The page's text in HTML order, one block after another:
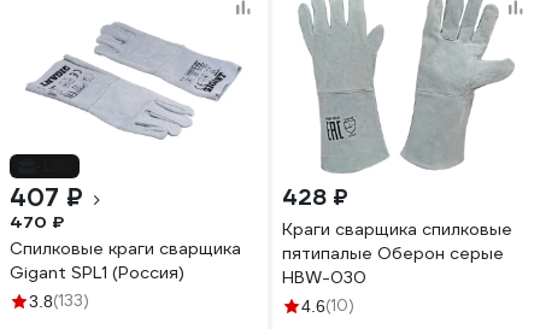
407 ₽
470 ₽
Спилковые краги сварщика
Gigant SPL1 (Россия)
3.8(133)
428 ₽
Краги сварщика спилковые
пятипалые Оберон серые
HBW-030
4.6(10)